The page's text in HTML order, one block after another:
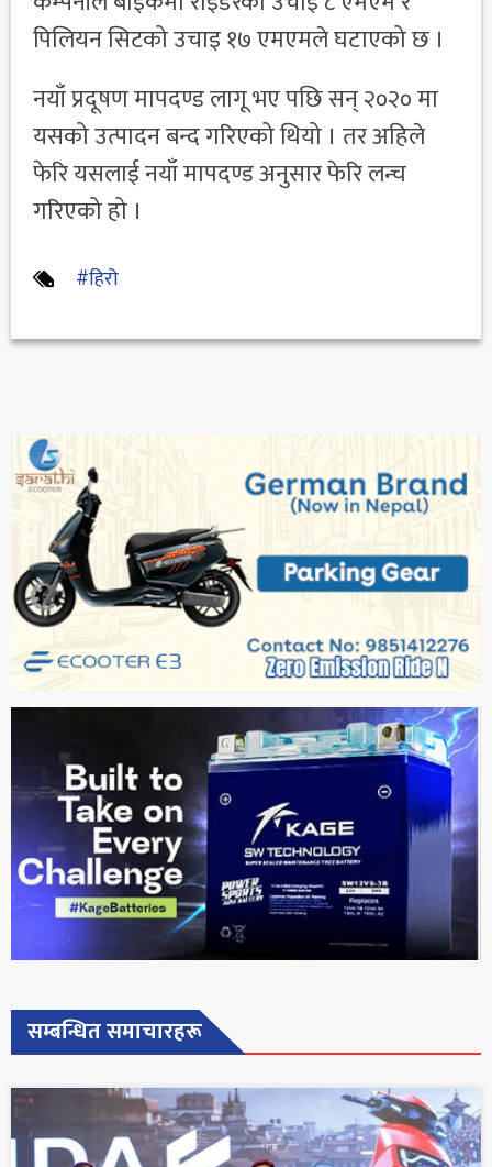
पिलियन सिटको उचाइ १७ एमएमले घटाएको छ ।
नयाँ प्रदूषण मापदण्ड लागू भए पछि सन् २०२० मा
यसको उत्पादन बन्द गरिएको थियो । तर अहिले
फेरि यसलाई नयाँ मापदण्ड अनुसार फेरि लन्च
गरिएको हो ।
#हिरो
सम्बन्धित समाचारहरू